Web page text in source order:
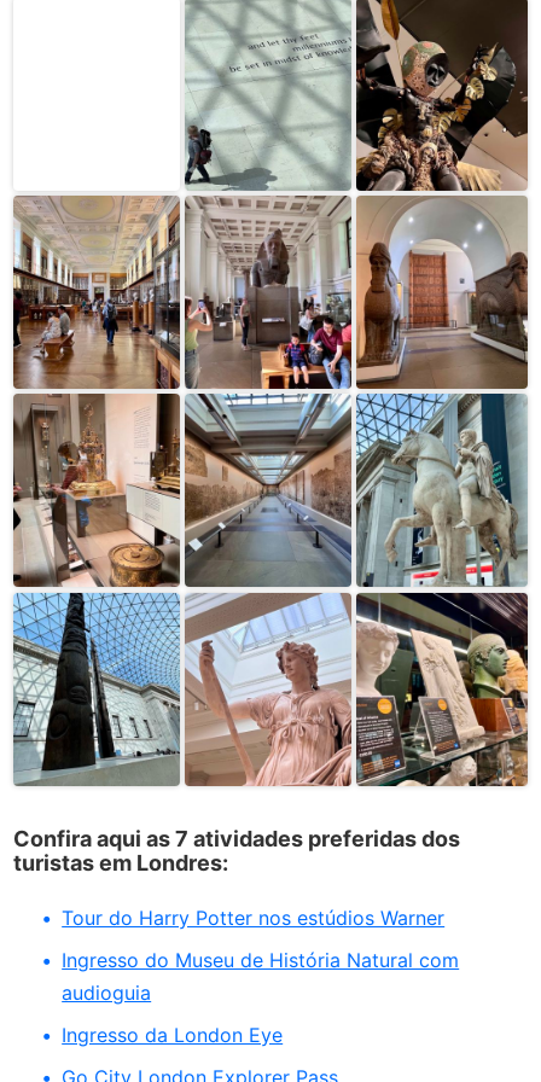
Confira aqui as 7 atividades preferidas dos
turistas em Londres:
Tour do Harry Potter nos estúdios Warner
Ingresso do Museu de História Natural com
audioguia
Ingresso da London Eye
Go City London Explorer Pass